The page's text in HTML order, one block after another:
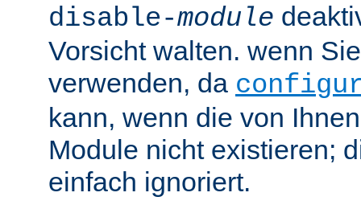
disable-module
Vorsicht walten. wenn
verwenden, da
kann, wenn die von
Module nicht existieren;
einfach ignoriert.